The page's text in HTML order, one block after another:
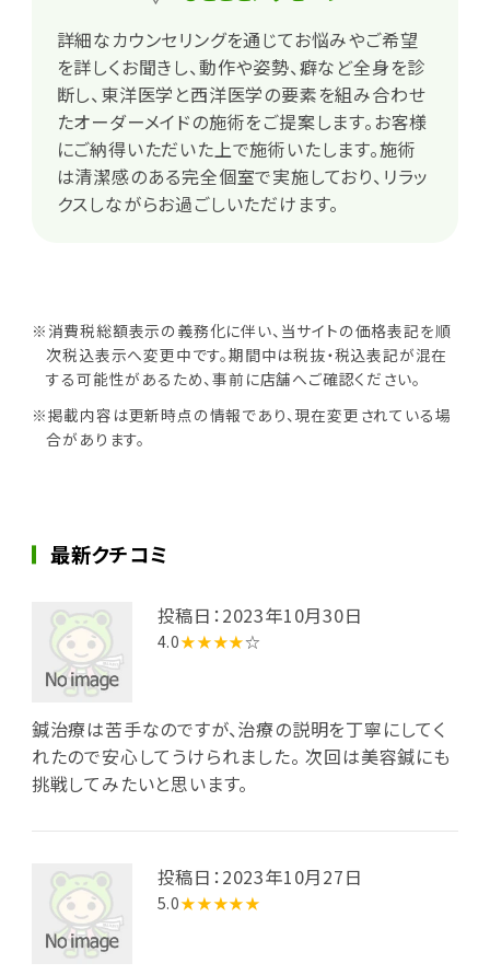
詳細なカウンセリングを通じてお悩みやご希望
を詳しくお聞きし、動作や姿勢、癖など全身を診
断し、東洋医学と西洋医学の要素を組み合わせ
たオーダーメイドの施術をご提案します。お客様
にご納得いただいた上で施術いたします。施術
は清潔感のある完全個室で実施しており、リラッ
クスしながらお過ごしいただけます。
※消費税総額表示の義務化に伴い、当サイトの価格表記を順
次税込表示へ変更中です。期間中は税抜・税込表記が混在
する可能性があるため、事前に店舗へご確認ください。
※掲載内容は更新時点の情報であり、現在変更されている場
合があります。
最新クチコミ
投稿日：2023年10月30日
4.0★★★★☆
鍼治療は苦手なのですが、治療の説明を丁寧にしてく
れたので安心してうけられました。 次回は美容鍼にも
挑戦してみたいと思います。
投稿日：2023年10月27日
5.0★★★★★